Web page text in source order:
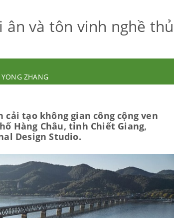
ân và tôn vinh nghề thủ
ZHANG
tạo không gian công cộng ven
Hàng Châu, tỉnh Chiết Giang,
Design Studio.